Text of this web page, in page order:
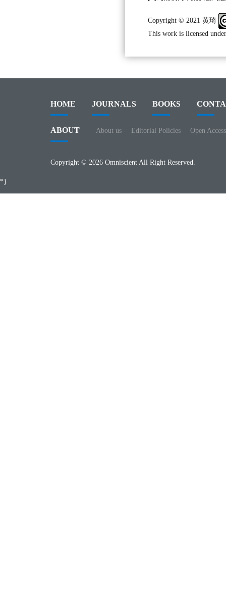
Copyright © 2021 黄琦
This work is licensed
HOME JOURNALS BOOKS
ABOUT About us Editorial Policies Open
Copyright © 2026 Omniscient All Right Reserved.
*}